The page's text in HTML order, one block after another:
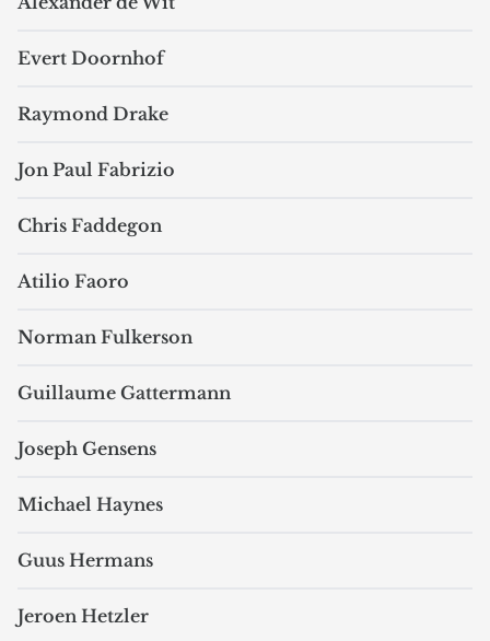
Evert Doornhof
Raymond Drake
Jon Paul Fabrizio
Chris Faddegon
Atilio Faoro
Norman Fulkerson
Guillaume Gattermann
Joseph Gensens
Michael Haynes
Guus Hermans
Jeroen Hetzler